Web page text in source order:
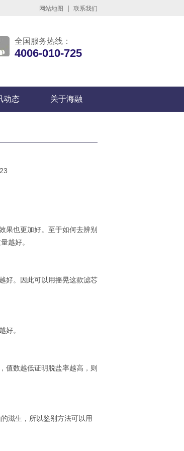
网站地图 | 联系我们
全国服务热线：
4006-010-725
动态 关于海融
果也更加好。至于如何去辨别
越好。
好。因此可以用摇晃这款滤芯
好。
值数越低证明脱盐率越高，则
滋生，所以鉴别方法可以用